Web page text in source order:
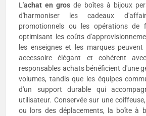
L'achat en gros de boîtes à bijoux
d'harmoniser les cadeaux
promotionnels ou les opérations de
optimisant les coûts
les enseignes et les marques
accessoire élégant et cohérent
responsables achats bénéficient d'une
volumes, tandis que les équipes
d'un support durable qui
utilisateur. Conservée sur une
ou lors des déplacements, la boîte à